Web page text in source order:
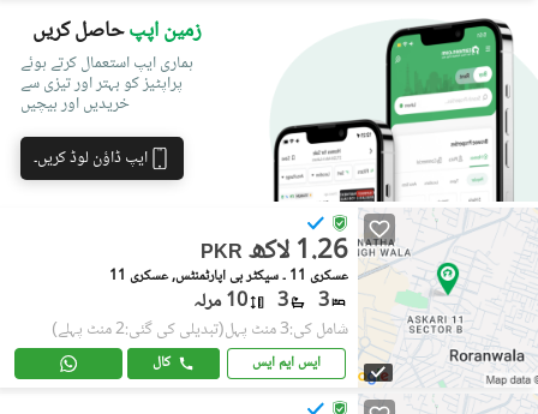
زمین اپپحاصل کریں
ہماری ایپ استعمال کرتے ہوئے
پراپٹیز کو بہتر اور تیزی سے
خریدیں اور بیچیں
ایپ ڈاؤن لوڈ کریں۔
PKR 1.26 لاکھ
عسکری 11 ۔ سیکٹر بی اپارٹمنٹس, عسکری 11
3
3 10 مرلہ
شامل کی:3 منٹ پہل (تبدیلی کی گئی:2 منٹ پہلے)
ایس ایم ایس کال